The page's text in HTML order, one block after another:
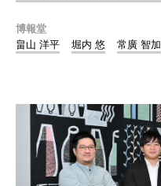
博報堂
畠山 洋平
堀内 悠 常廣 智加